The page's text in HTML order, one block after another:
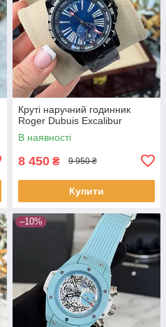
Круті наручний годинник
Roger Dubuis Excalibur
В наявності
8 450 ₴ 9 950 ₴
Купити
–10%